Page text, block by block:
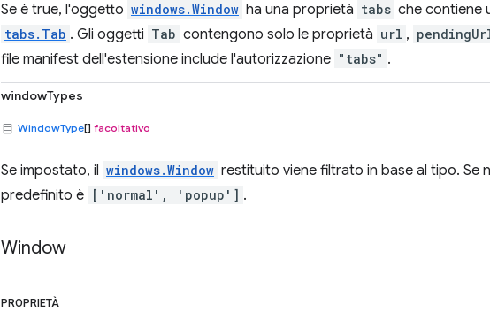
Se è true, l'oggetto windows.Window ha una proprietà tabs che contiene
tabs.Tab . Gli oggetti Tab contengono solo le proprietà url ,
file manifest dell'estensione include l'autorizzazione "tabs" .
windowTypes
WindowType[] facoltativo
Se impostato, il windows.Window restituito viene filtrato in base al tipo. Se
predefinito è ['normal', 'popup'] .
Window
PROPRIETÀ